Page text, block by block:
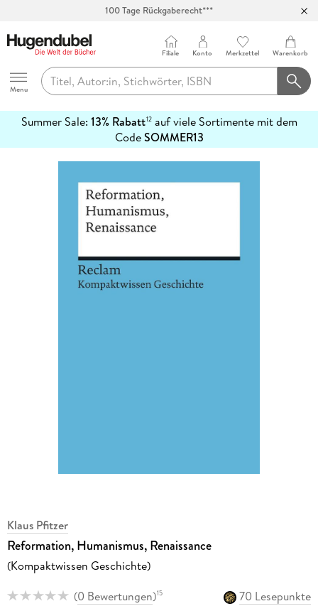
100 Tage Rückgaberecht***
Hugendubel
Menu
Filiale Konto Merkzettel Warenkorb
Summer Sale: 13% Rabatt12auf viele Sortimente mit dem
CodeSOMMER13
erfahren
Klaus Pfitzer
Reformation, Humanismus, Renaissance
(Kompaktwissen Geschichte)
(0 Bewertungen)15
70 Lesepunkte